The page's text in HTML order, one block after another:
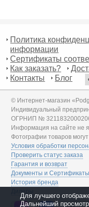
Политика
информации
Сертификаты
Как заказать?
Контакты
Блог
© Интернет-магазин
Индивидуальный
ОГРНИП №
Информация на сайте не
Фотографии товаров
Условия обработки
Проверить статус заказа
Гарантия и возврат
Документы и Сертификаты
История бренда
Дилеры
Для лучшего
Дальнейший